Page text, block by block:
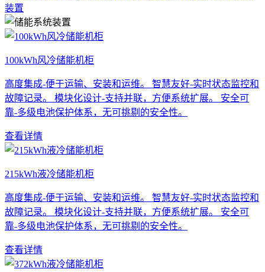
装置
100kWh风冷储能机柜
高度集成-便于运输、安装和运维。 智慧友好-实时状态监控和
故障记录。 模块化设计-支持并联，方便系统扩展。 安全可
靠-多级电池保护体系，无可挑剔的安全性。
查看详情
215kWh液冷储能机柜
高度集成-便于运输、安装和运维。 智慧友好-实时状态监控和
故障记录。 模块化设计-支持并联，方便系统扩展。 安全可
靠-多级电池保护体系，无可挑剔的安全性。
查看详情